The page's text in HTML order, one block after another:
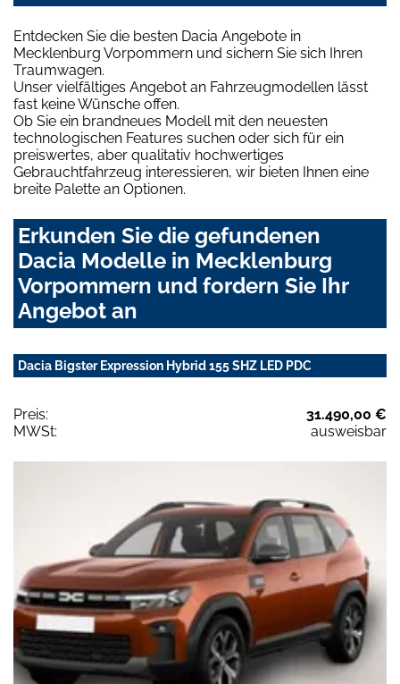
Entdecken Sie die besten Dacia Angebote in
Mecklenburg Vorpommern und sichern Sie sich Ihren
Traumwagen.
Unser vielfältiges Angebot an Fahrzeugmodellen lässt
fast keine Wünsche offen.
Ob Sie ein brandneues Modell mit den neuesten
technologischen Features suchen oder sich für ein
preiswertes, aber qualitativ hochwertiges
Gebrauchtfahrzeug interessieren, wir bieten Ihnen eine
breite Palette an Optionen.
Erkunden Sie die gefundenen
Dacia Modelle in Mecklenburg
Vorpommern und fordern Sie Ihr
Angebot an
Dacia Bigster Expression Hybrid 155 SHZ LED PDC
Preis:
31.490,00 €
MWSt:
ausweisbar